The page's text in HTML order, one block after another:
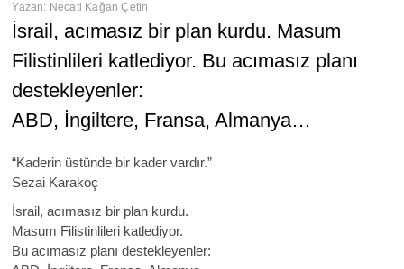
Yazan: Necati Kağan Çetin
İsrail, acımasız bir plan kurdu. Masum
Filistinlileri katlediyor. Bu acımasız planı
destekleyenler:
ABD, İngiltere, Fransa, Almanya…
“Kaderin üstünde bir kader vardır.”
Sezai Karakoç
İsrail, acımasız bir plan kurdu.
Masum Filistinlileri katlediyor.
Bu acımasız planı destekleyenler: